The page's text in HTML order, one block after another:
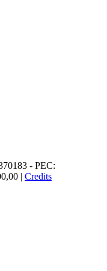
- PEC:
| Credits